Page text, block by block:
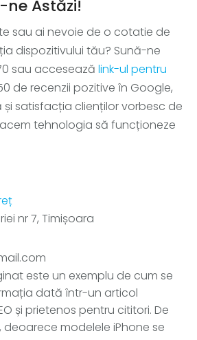
Astăzi!
sau ai nevoie de o cotatie de
dispozitivului tău? Sună-ne
sau accesează link-ul pentru
de recenzii pozitive în Google,
satisfacția clienților vorbesc de
tehnologia să funcționeze
nr 7, Timișoara
este un exemplu de cum se
dată într-un articol
și prietenos pentru cititori. De
modelele iPhone se